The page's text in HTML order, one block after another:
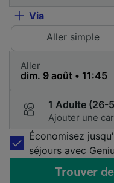
Via
Aller simple
Aller
1 Adulte (26-
Ajouter une
Économisez
séjours avec
Trouver